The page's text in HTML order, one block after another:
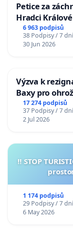
Petice za
Hradci Králové
6 963 podpisů
38 Podpisy / 7 dní
30 Jun 2026
Výzva k
Baxy pro
17 274 podpisů
37 Podpisy / 7 dní
2 Jul 2026
‼️ STOP
1 174 podpisů
29 Podpisy / 7 dní
6 May 2026